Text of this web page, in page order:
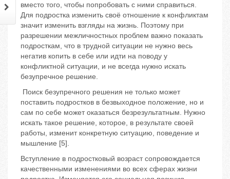
вместо того, чтобы попробовать с ними справиться.
Для подростка изменить своё отношение к конфликтам
значит изменить взгляды на жизнь. Поэтому при
разрешении межличностных проблем важно показать
подросткам, что в трудной ситуации не нужно весь
негатив копить в себе или идти на поводу у
конфликтной ситуации, и не всегда нужно искать
безупречное решение.
Поиск безупречного решения не только может
поставить подростков в безвыходное положение, но и
сам по себе может оказаться безрезультатным. Нужно
искать такое решение, которое, в результате своей
работы, изменит конкретную ситуацию, поведение и
мышление [5].
Вступление в подростковый возраст сопровождается
качественными изменениями во всех сферах жизни